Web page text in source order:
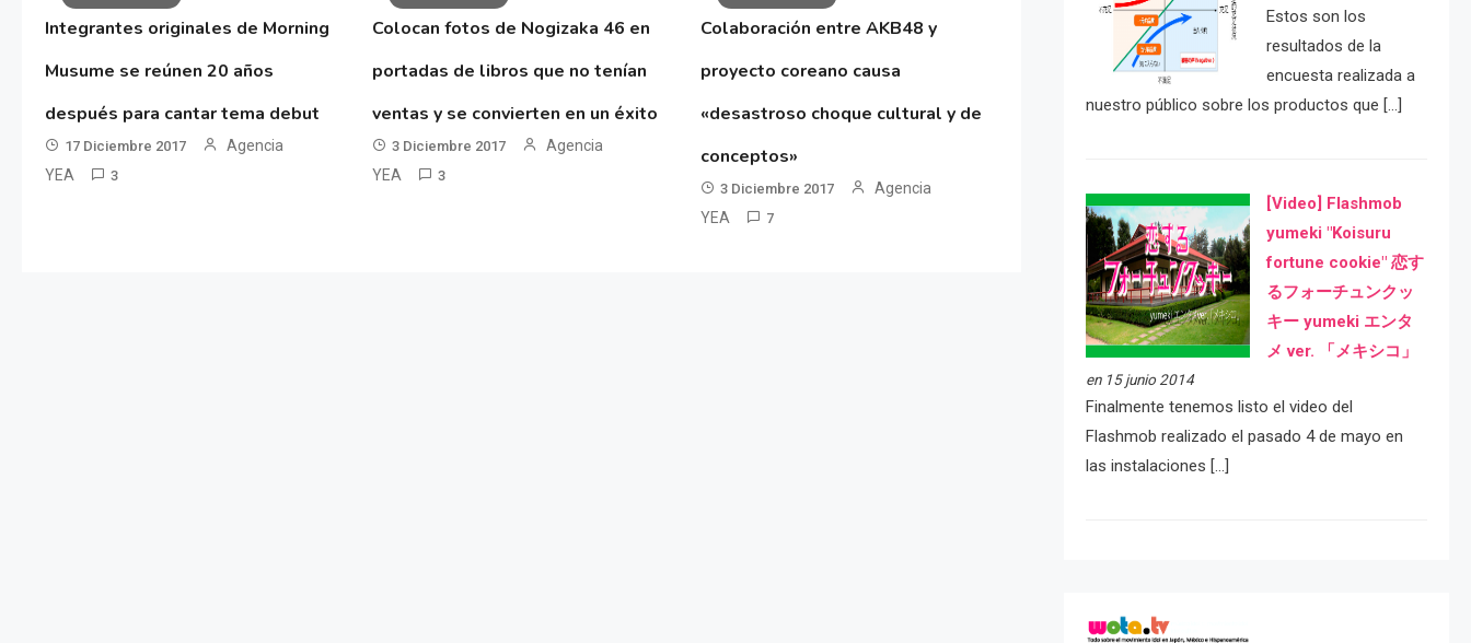
Integrantes originales de Morning
Musume se reúnen 20 años
después para cantar tema debut
17 Diciembre 2017
Agencia
YEA
3
Colocan fotos de Nogizaka 46 en
portadas de libros que no tenían
ventas y se convierten en un éxito
3 Diciembre 2017
Agencia
YEA
3
Colaboración entre AKB48 y
proyecto coreano causa
«desastroso choque cultural y de
conceptos»
3 Diciembre 2017
Agencia
YEA
7
Estos son los
resultados de la
encuesta realizada a
nuestro público sobre los productos que […]
[Video] Flashmob
yumeki "Koisuru
fortune cookie" 恋す
るフォーチュンクッ
キー yumeki エンタ
メ ver. 「メキシコ」
en 15 junio 2014
Finalmente tenemos listo el video del
Flashmob realizado el pasado 4 de mayo en
las instalaciones […]